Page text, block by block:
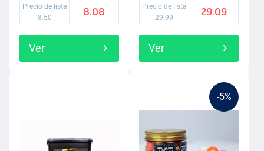
Precio de lista
8.50
8.08
Ver
Precio de lista
29.99
29.09
Ver
-5%